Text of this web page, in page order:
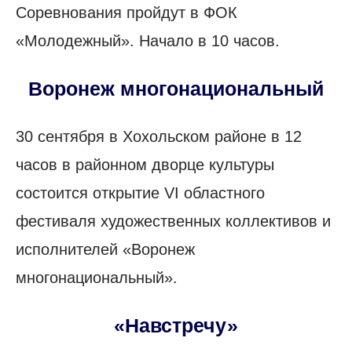
Соревнования пройдут в ФОК
«Молодежный». Начало в 10 часов.
Воронеж многонациональный
30 сентября в Хохольском районе в 12
часов в районном дворце культуры
состоится открытие VI областного
фестиваля художественных коллективов и
исполнителей «Воронеж
многонациональный».
«Навстречу»